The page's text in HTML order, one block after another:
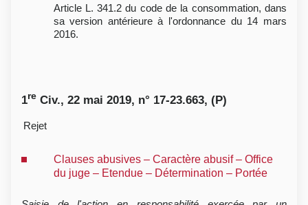
Article L. 341.2 du code de la consommation, dans
sa version antérieure à l'ordonnance du 14 mars
2016.
1re Civ., 22 mai 2019, n° 17-23.663, (P)
Rejet
Clauses abusives – Caractère abusif – Office
du juge – Etendue – Détermination – Portée